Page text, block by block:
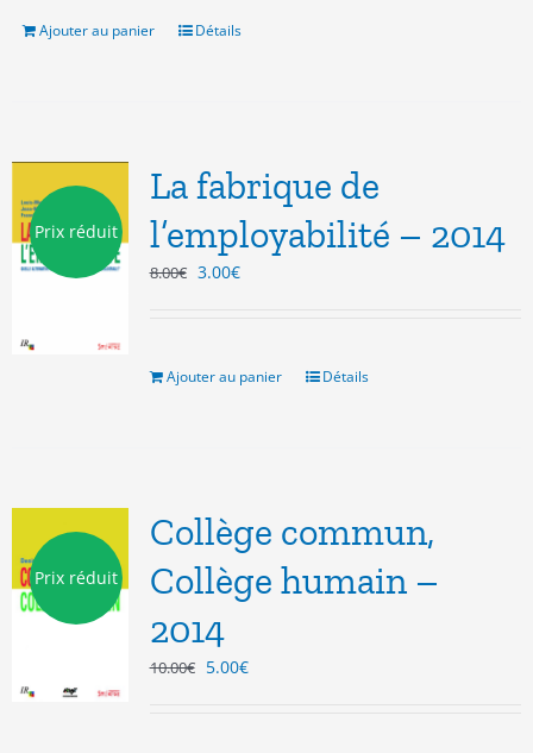
5.00€.3.00€.
Ajouter au panier Détails
Prix réduit
La fabrique de
l’employabilité – 2014
8.00€ Le
8.00€.
3.00€Le
3.00€.
Ajouter au panier Détails
Prix réduit
Collège commun,
Collège humain –
2014
10.00€ Le
5.00€Le